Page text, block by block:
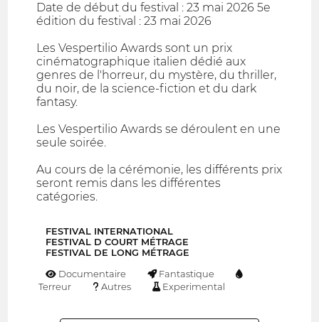
Date de début du festival : 23 mai 2026 5e
édition du festival : 23 mai 2026
Les Vespertilio Awards sont un prix
cinématographique italien dédié aux
genres de l'horreur, du mystère, du thriller,
du noir, de la science-fiction et du dark
fantasy.
Les Vespertilio Awards se déroulent en une
seule soirée.
Au cours de la cérémonie, les différents prix
seront remis dans les différentes
catégories.
FESTIVAL INTERNATIONAL
FESTIVAL D COURT MÉTRAGE
FESTIVAL DE LONG MÉTRAGE
Documentaire
Fantastique
Terreur
Autres Experimental